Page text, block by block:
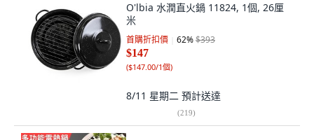
O'lbia 水潤直火鍋 11824, 1個, 26厘
米
首購折扣價 62%$393
$147
($147.00/1個)
8/11 星期二 預計送達
(219)